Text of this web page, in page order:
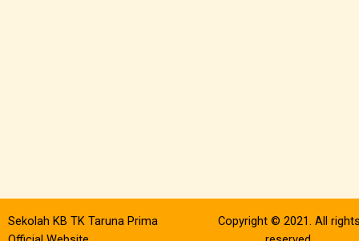
Sekolah KB TK Taruna Prima
Copyright © 2021. All